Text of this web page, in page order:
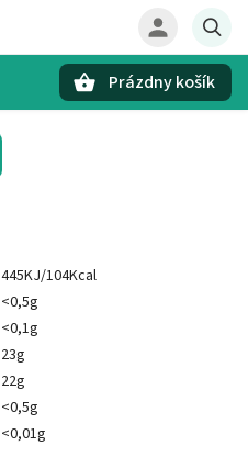
Prázdny košík
445KJ/104Kcal
<0,5g
<0,1g
23g
22g
<0,5g
<0,01g